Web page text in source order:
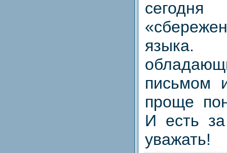
письмом
проще
И есть
уважать!